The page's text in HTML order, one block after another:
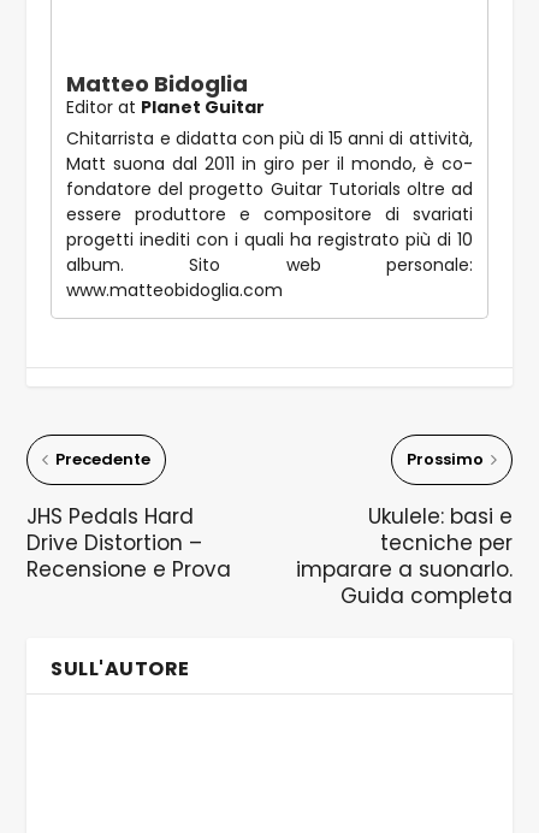
Matteo Bidoglia
Editor at Planet Guitar
Chitarrista e didatta con più di 15 anni di attività,
Matt suona dal 2011 in giro per il mondo, è co-
fondatore del progetto Guitar Tutorials oltre ad
essere produttore e compositore di svariati
progetti inediti con i quali ha registrato più di 10
album. Sito web personale:
www.matteobidoglia.com
Precedente
JHS Pedals Hard
Drive Distortion –
Recensione e Prova
Prossimo
Ukulele: basi e
tecniche per
imparare a suonarlo.
Guida completa
SULL'AUTORE